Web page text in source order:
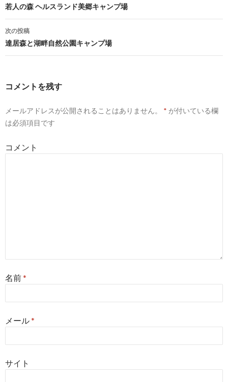
投
稿
ナ
ゲ
シ
ン
若人の森 ヘルスランド美郷キャンプ場
次の投稿
達居森と湖畔自然公園キャンプ場
コメントを残す
メールアドレスが公開されることはありません。 * が付いている欄
は必須項目です
コメント
名前*
メール*
サイト